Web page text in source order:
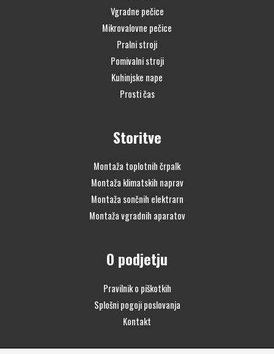
Vgradne pečice
Mikrovalovne pečice
Pralni stroji
Pomivalni stroji
Kuhinjske nape
Prosti čas
Storitve
Montaža toplotnih črpalk
Montaža klimatskih naprav
Montaža sončnih elektrarn
Montaža vgradnih aparatov
O podjetju
Pravilnik o piškotkih
Splošni pogoji poslovanja
Kontakt